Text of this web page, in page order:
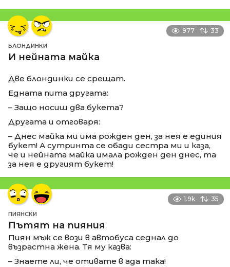
977 33
БЛОНДИНКИ
И нейната майка
Две блондинки се срещат.
Едната пита другата:
– Защо носиш два букета?
Другата и отговаря:
– Днес майка ми има рожден ден, за нея е единия
букет! А сутринта се обади сестра ми и каза,
че и нейната майка имала рожден ден днес, та
за нея е другият букет!
1.9k 35
ПИЯНСКИ
Пътят на пияния
Пиян мъж се вози в автобуса седнал до
възрастна жена. Тя му казва:
– Знаете ли, че отивате в ада така!